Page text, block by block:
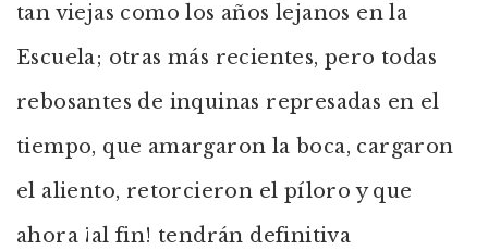
tan viejas como los años lejanos en la
Escuela; otras más recientes, pero todas
rebosantes de inquinas represadas en el
tiempo, que amargaron la boca, cargaron
el aliento, retorcieron el píloro y que
ahora ¡al fin! tendrán definitiva